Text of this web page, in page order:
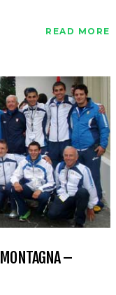
READ MORE
–